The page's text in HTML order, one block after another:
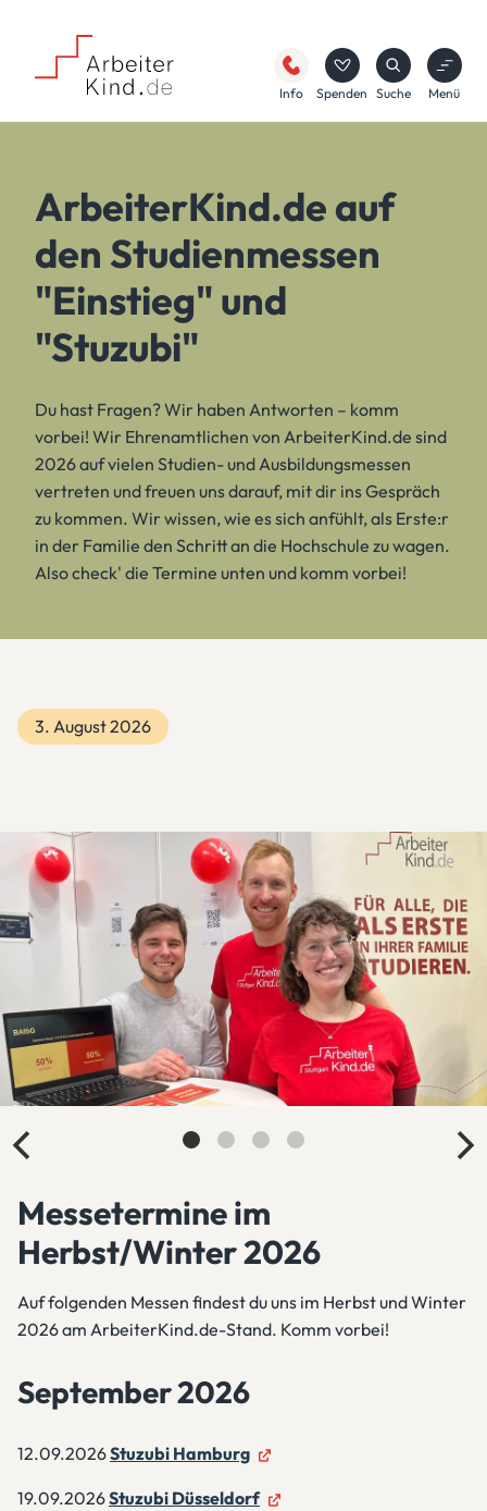
Info Spenden Suche Menü
ArbeiterKind.de auf
den Studienmessen
"Einstieg" und
"Stuzubi"
Du hast Fragen? Wir haben Antworten – komm
vorbei! Wir Ehrenamtlichen von ArbeiterKind.de sind
2026 auf vielen Studien- und Ausbildungsmessen
vertreten und freuen uns darauf, mit dir ins Gespräch
zu kommen. Wir wissen, wie es sich anfühlt, als Erste:r
in der Familie den Schritt an die Hochschule zu wagen.
Also check' die Termine unten und komm vorbei!
3. August 2026
Messetermine im
Herbst/Winter 2026
Auf folgenden Messen findest du uns im Herbst und Winter
2026 am ArbeiterKind.de-Stand. Komm vorbei!
September 2026
12.09.2026Stuzubi Hamburg
19.09.2026Stuzubi Düsseldorf